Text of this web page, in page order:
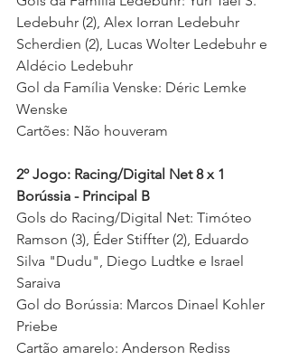
Ledebuhr (2), Alex Iorran Ledebuhr
Scherdien (2), Lucas Wolter Ledebuhr e
Aldécio Ledebuhr
Gol da Família Venske: Déric Lemke
Wenske
Cartões: Não houveram
2º Jogo: Racing/Digital Net 8 x 1
Borússia - Principal B
Gols do Racing/Digital Net: Timóteo
Ramson (3), Éder Stiffter (2), Eduardo
Silva "Dudu", Diego Ludtke e Israel
Saraiva
Gol do Borússia: Marcos Dinael Kohler
Priebe
Cartão amarelo: Anderson Rediss